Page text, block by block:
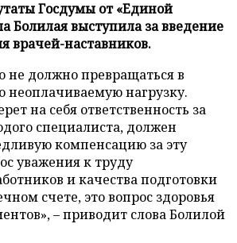
Госдумы от «Единой
Болилая выступила за введение
врачей-наставников.
не должно превращаться в
неоплачиваемую нагрузку.
на себя ответственность за
специалиста, должен
компенсацию за эту
уважения к труду
и качества подготовки
счете, это вопрос здоровья
– приводит слова Болилой